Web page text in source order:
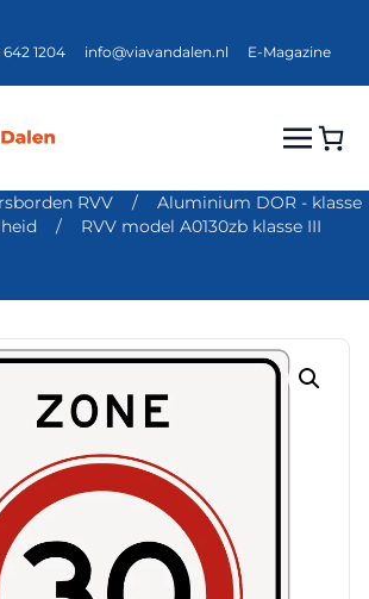
642 1204 info@viavandalen.nl E-Magazine
RVV /
Aluminium DOR - klasse
/
RVV model A0130zb klasse III